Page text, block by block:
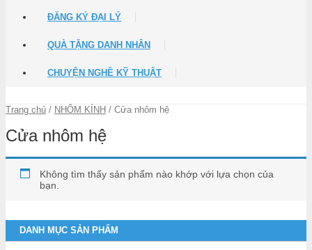
ĐĂNG KÝ ĐẠI LÝ
QUÀ TẶNG DANH NHÂN
CHUYỆN NGHỀ KỸ THUẬT
Trang chủ / NHÔM KÍNH / Cửa nhôm hệ
Cửa nhôm hệ
Không tìm thấy sản phẩm nào khớp với lựa chọn của
bạn.
DANH MỤC SẢN PHẨM